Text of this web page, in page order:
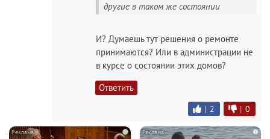
другие в таком же состоянии
И? Думаешь тут решения о ремонте
принимаются? Или в администрации не
в курсе о состоянии этих домов?
Ответить
| 2 | 0
i i